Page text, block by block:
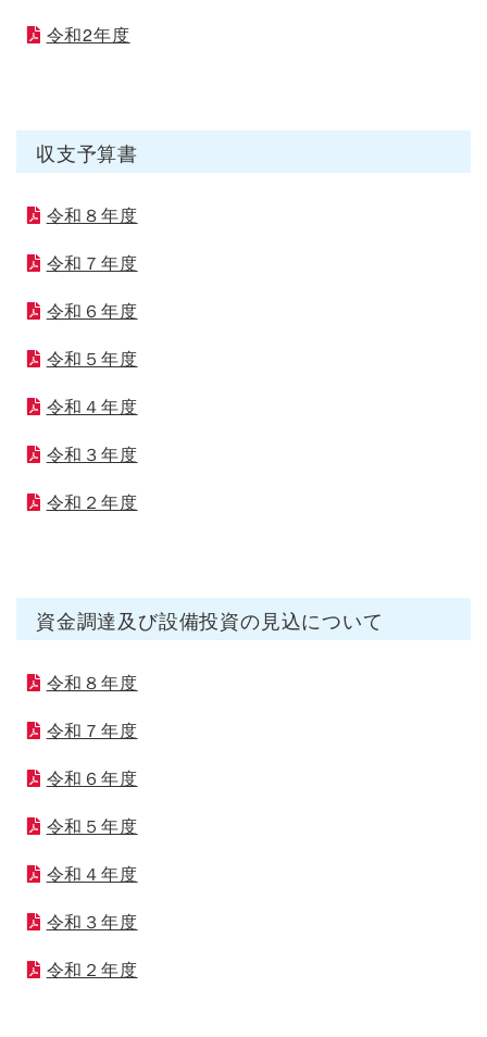
令和2年度
収支予算書
令和８年度
令和７年度
令和６年度
令和５年度
令和４年度
令和３年度
令和２年度
資金調達及び設備投資の見込について
令和８年度
令和７年度
令和６年度
令和５年度
令和４年度
令和３年度
令和２年度